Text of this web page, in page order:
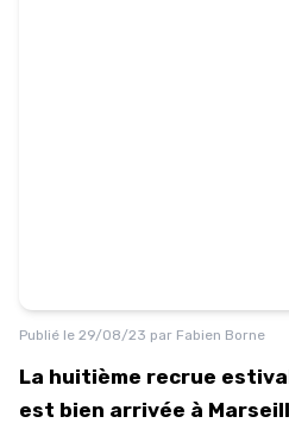
Publié le 29/08/23 par Fabien Borne
La huitième recrue
est bien arrivée à